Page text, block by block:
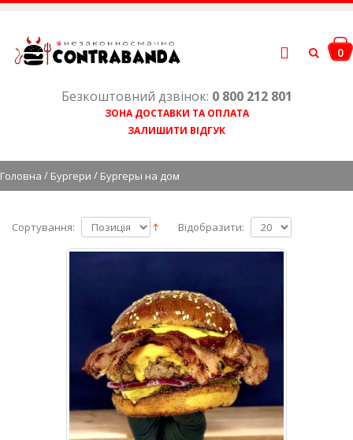
0
Безкоштовний дзвінок: 0 800 212 801
ЗОНА ДОСТАВКИ ТА ОПЛАТА
ЗАЛИШИТИ ВІДГУК
Головна / Бургери / Бургеры на дом
Сортування: Відобразити: